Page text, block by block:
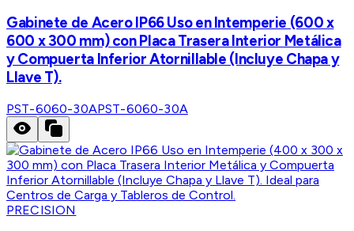
Gabinete de Acero IP66 Uso en Intemperie (600 x
600 x 300 mm) con Placa Trasera Interior Metálica
y Compuerta Inferior Atornillable (Incluye Chapa y
Llave T).
PST-6060-30APST-6060-30A
PRECISION